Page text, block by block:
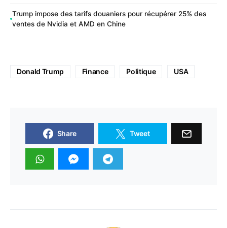
Trump impose des tarifs douaniers pour récupérer 25% des
ventes de Nvidia et AMD en Chine
Donald Trump Finance Politique USA
Share Tweet